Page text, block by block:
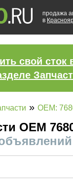
продажа
в
свой сток
» OEM:
ОЕМ